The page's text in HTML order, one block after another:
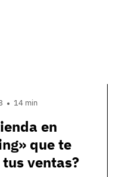
14 min
en
que te
ventas?